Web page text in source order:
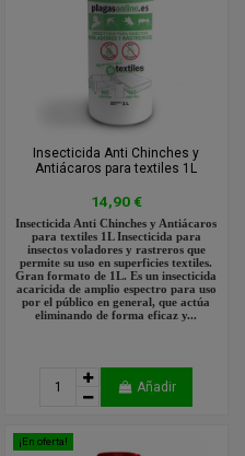
Insecticida Anti Chinches y
Antiácaros para textiles 1L
14,90 €
Insecticida Anti Chinches y Antiácaros
para textiles 1L Insecticida para
insectos voladores y rastreros que
permite su uso en superficies textiles.
Gran formato de 1L. Es un insecticida
acaricida de amplio espectro para uso
por el público en general, que actúa
eliminando de forma eficaz y...
Añadir
¡En oferta!